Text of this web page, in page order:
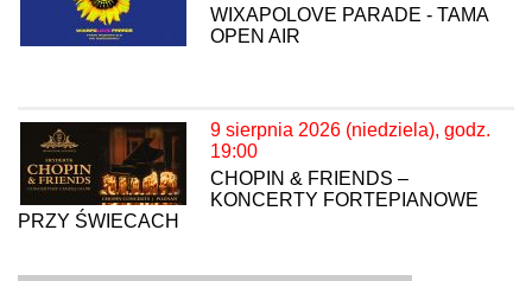
WIXAPOLOVE PARADE - TAMA
OPEN AIR
9 sierpnia 2026 (niedziela), godz.
19:00
CHOPIN & FRIENDS –
KONCERTY FORTEPIANOWE
PRZY ŚWIECACH